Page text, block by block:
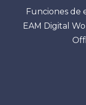
Funciones de
EAM Digital